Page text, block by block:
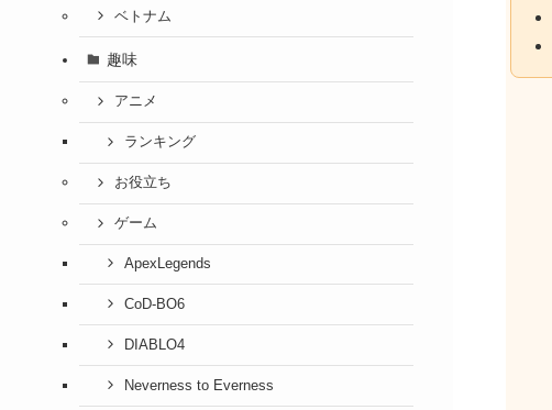
ベトナム
趣味
アニメ
ランキング
お役立ち
ゲーム
ApexLegends
CoD-BO6
DIABLO4
Neverness to Everness